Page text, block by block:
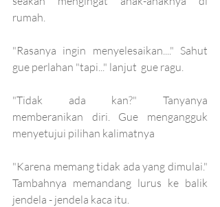
rumah.
"Rasanya ingin menyelesaikan...." Sahut
gue perlahan "tapi..." lanjut  gue ragu.
"Tidak ada kan?" Tanyanya
memberanikan diri. Gue mengangguk
menyetujui pilihan kalimatnya
"Karena memang tidak ada yang dimulai."
Tambahnya memandang lurus ke balik
jendela - jendela kaca itu.